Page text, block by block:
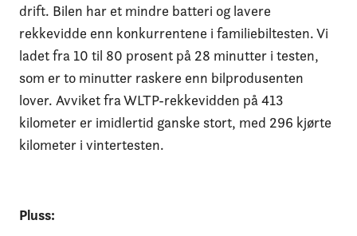
drift. Bilen har et mindre batteri og lavere
rekkevidde enn konkurrentene i familiebiltesten. Vi
ladet fra 10 til 80 prosent på 28 minutter i testen,
som er to minutter raskere enn bilprodusenten
lover. Avviket fra WLTP-rekkevidden på 413
kilometer er imidlertid ganske stort, med 296 kjørte
kilometer i vintertesten.
Pluss: